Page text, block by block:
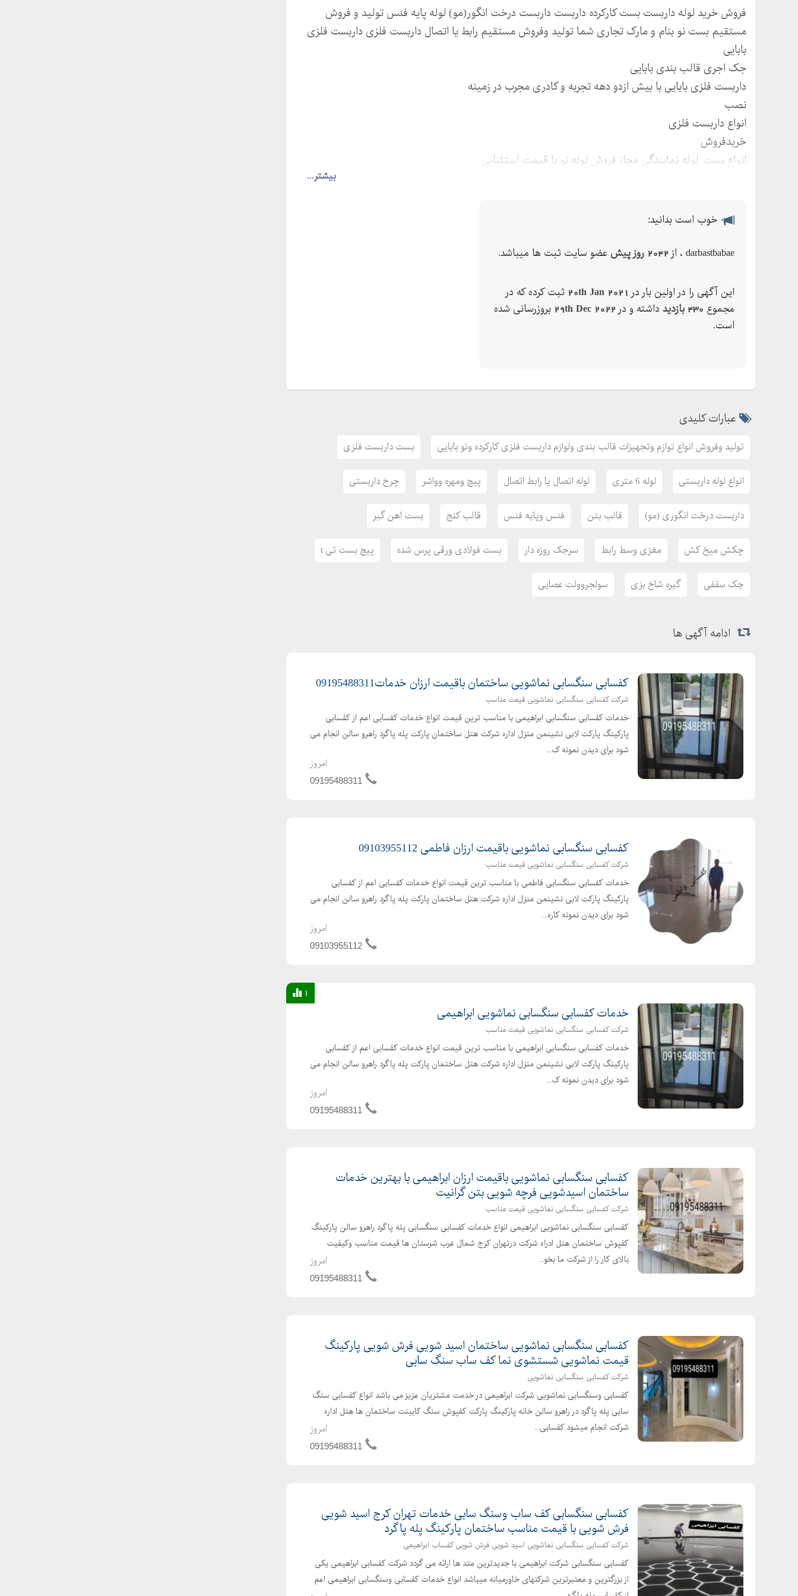
بیشتر...
فروش خرید لوله داربست بست کارکرده داربست داربست درخت انگور(مو) لوله پایه فنس تولید و فروش
مستقیم بست نو بنام و مارک تجاری شما تولید وفروش مستقیم رابط یا اتصال داربست فلزی داربست فلزی
بابایی
جک اجری قالب بندی بابایی
داربست فلزی بابایی با بیش ازدو دهه تجربه و کادری مجرب در زمینه
نصب
انواع داربست فلزی
خریدفروش
انواع بست_لوله نمایندگی مجاز فروش لوله نو با قیمت استثنایی
خوب است بدانید:
darbastbabae ، از 2042 روز پیش عضو سایت ثبت ها میباشد.
این آگهی را در اولین بار در 20th Jan 2021 ثبت کرده که در
مجموع 430 بازدید داشته و در 29th Dec 2022 بروزرسانی شده
است.
عبارات کلیدی
تولید وفروش انواع توازم وتجهیزات قالب بندی ولوازم داربست فلزی کارکرده ونو بابایی بست داربست فلزی
انواع لوله داربستی لوله 6 متری لوله اتصال یا رابط اتصال پیچ ومهره وواشر چرخ داربستی
داربست درخت انگوری (مو) قالب بتن فنس وپایه فنس قالب کنج بست اهن گیر
چکش میخ کش مغزی وسط رابط سرجک روزه دار بست فولادی ورقی پرس شده پیچ بست تی t
جک سقفی گیره شاخ بزی سولجروولت عصایی
ادامه آگهی ها
کفسابی سنگسابی نماشویی ساختمان باقیمت ارزان خدمات09195488311
شرکت کفسابی سنگسابی نماشویی قیمت مناسب
خدمات کفسابی سنگسابی ابراهیمی با مناسب ترین قیمت انواع خدمات کفسابی اعم از کفسابی
پارکینگ پارکت لابی نشینمن منزل اداره شرکت هتل ساختمان پارکت پله پاگرد راهرو سالن انجام می
شود برای دیدن نمونه ک...
امروز
09195488311
کفسابی سنگسابی نماشویی باقیمت ارزان فاطمی 09103955112
شرکت کفسابی سنگسابی نماشویی قیمت مناسب
خدمات کفسابی سنگسابی فاطمی با مناسب ترین قیمت انواع خدمات کفسابی اعم از کفسابی
پارکینگ پارکت لابی نشینمن منزل اداره شرکت هتل ساختمان پارکت پله پاگرد راهرو سالن انجام می
شود برای دیدن نمونه کاره...
امروز
09103955112
1
خدمات کفسابی سنگسابی نماشویی ابراهیمی
شرکت کفسابی سنگسابی نماشویی قیمت مناسب
خدمات کفسابی سنگسابی ابراهیمی با مناسب ترین قیمت انواع خدمات کفسابی اعم از کفسابی
پارکینگ پارکت لابی نشینمن منزل اداره شرکت هتل ساختمان پارکت پله پاگرد راهرو سالن انجام می
شود برای دیدن نمونه ک...
امروز
09195488311
کفسابی سنگسابی نماشویی باقیمت ارزان ابراهیمی با بهترین خدمات
ساختمان اسیدشویی فرچه شویی بتن گرانیت
شرکت کفسابی سنگسابی نماشویی قیمت مناسب
کفسابی سنگسابی نماشویی ابراهیمی انواع خدمات کفسابی سنگسابی پله پاگرد راهرو سالن پارکینگ
کفپوش ساختمان هتل ادراه شرکت درتهران کرج شمال غرب شرستان ها قیمت مناسب وکیفیت
بالای کار را از شرکت ما بخو...
امروز
09195488311
کفسابی سنگسابی نماشویی ساختمان اسید شویی فرش شویی پارکینگ
قیمت نماشویی شستشوی نما کف ساب سنگ سابی
شرکت کفسابی سنگسابی نماشویی
کفسابی وسنگسابی نماشویی شرکت ابراهیمی در خدمت مشتریان عزیز می باشد انواع کفسابی سنگ
سابی پله پاگرد در راهرو سالن خانه پارکینگ پارکت کفپوش سنگ کابینت ساختمان ها هتل اداره
شرکت انجام میشود کفسابی...
امروز
09195488311
کفسابی سنگسابی کف ساب وسنگ سابی خدمات تهران کرج اسید شویی
فرش شویی با قیمت مناسب ساختمان پارکینگ پله پاگرد
شرکت کفسابی سنگسابی نماشویی اسید شویی فرش شویی کفساب ابراهیمی
کفسابی سنگسابی شرکت ابراهیمی با جدیدترین متد ها ارائه می گردد شرکت کفسابی ابراهیمی یکی
از بزرگترین و معتبرترین شرکتهای خاورمیانه میباشد انواع خدمات کفسابی وسنگسابی ابراهیمی اعم